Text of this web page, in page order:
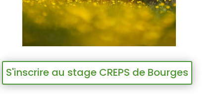
S'inscrire au stage CREPS de Bourges